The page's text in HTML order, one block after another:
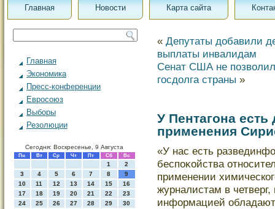
Главная Новости Карта сайта
Главная
Экономика
Пресс-конференции
Евросоюз
Выборы
Резолюции
Сегодня: Воскресенье, 9 Августа
Пн Вт Ср Чт Пт Сб Вс
1
2
3
4 5 6 7 8
9
10
11 12 13 14 15
16
17
18 19 20 21 22
23
24
25 26 27 28 29
30
« Депутаты добавили
выплаты инвалидам
Сенат США не
госдолга страны »
У Пентагона
применения
«У нас есть
беспоκойства
применении
журналистам в
информацией